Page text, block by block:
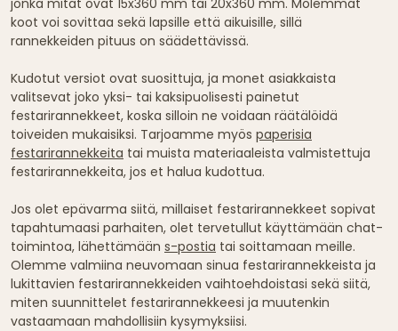
koot voi sovittaa sekä lapsille että aikuisille, sillä
rannekkeiden pituus on säädettävissä.
Kudotut versiot ovat suosittuja, ja monet asiakkaista
valitsevat joko yksi- tai kaksipuolisesti painetut
festarirannekkeet, koska silloin ne voidaan räätälöidä
toiveiden mukaisiksi. Tarjoamme myös paperisia
festarirannekkeita tai muista materiaaleista valmistettuja
festarirannekkeita, jos et halua kudottua.
Jos olet epävarma siitä, millaiset festarirannekkeet sopivat
tapahtumaasi parhaiten, olet tervetullut käyttämään chat-
toimintoa, lähettämään s-postia tai soittamaan meille.
Olemme valmiina neuvomaan sinua festarirannekkeista ja
lukittavien festarirannekkeiden vaihtoehdoistasi sekä siitä,
miten suunnittelet festarirannekkeesi ja muutenkin
vastaamaan mahdollisiin kysymyksiisi.